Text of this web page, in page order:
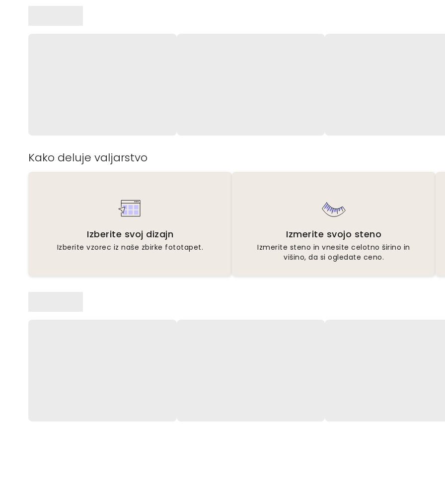
Kako deluje valjarstvo
Izberite svoj dizajn
Izberite vzorec iz naše zbirke fototapet.
Izmerite svojo steno
Izmerite steno in vnesite celotno širino in
višino, da si ogledate ceno.